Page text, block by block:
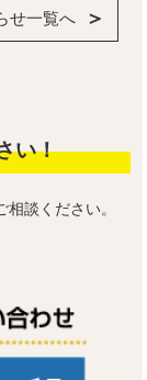
せ一覧へ
い！
談ください。